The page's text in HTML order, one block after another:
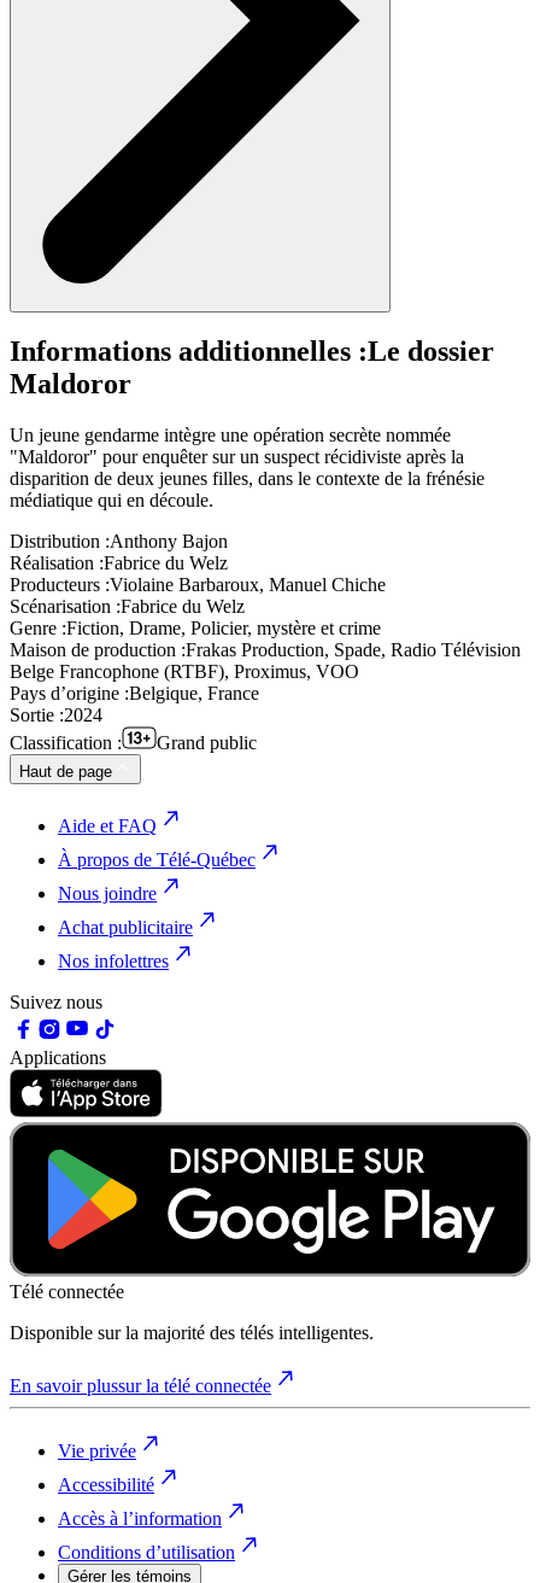
Informations additionnelles :Le dossier
Maldoror
Un jeune gendarme intègre une opération secrète nommée
"Maldoror" pour enquêter sur un suspect récidiviste après la
disparition de deux jeunes filles, dans le contexte de la frénésie
médiatique qui en découle.
Distribution :Anthony Bajon
Réalisation :Fabrice du Welz
Producteurs :Violaine Barbaroux, Manuel Chiche
Scénarisation :Fabrice du Welz
Genre :Fiction, Drame, Policier, mystère et crime
Maison de production :Frakas Production, Spade, Radio Télévision
Belge Francophone (RTBF), Proximus, VOO
Pays d’origine :Belgique, France
Sortie :2024
Classification :
Grand public
Haut de page
Aide et FAQ
À propos de Télé-Québec
Nous joindre
Achat publicitaire
Nos infolettres
Suivez nous
Applications
Télé connectée
Disponible sur la majorité des télés intelligentes.
En savoir plussur la télé connectée
Vie privée
Accessibilité
Accès à l’information
Conditions d’utilisation
Gérer les témoins